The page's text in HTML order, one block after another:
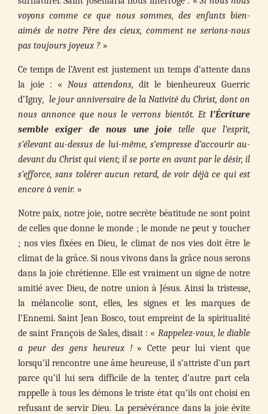
voyons comme ce que nous sommes, des enfants bien-
aimés de notre Père des cieux, comment ne serions-nous
pas toujours joyeux ? »
Ce temps de l’Avent est justement un temps d’attente dans
la joie : « Nous attendons, dit le bienheureux Guerric
d’Igny, le jour anniversaire de la Nativité du Christ, dont on
nous annonce que nous le verrons bientôt. Et l’Écriture
semble exiger de nous une joietelle que l’esprit,
s’élevant au-dessus de lui-même, s’empresse d’accourir au-
devant du Christ qui vient; il se porte en avant par le désir, il
s’efforce, sans tolérer aucun retard, de voir déjà ce qui est
encore à venir. »
Notre paix, notre joie, notre secrète béatitude ne sont point
de celles que donne le monde ; le monde ne peut y toucher
; nos vies fixées en Dieu, le climat de nos vies doit être le
climat de la grâce. Si nous vivons dans la grâce nous serons
dans la joie chrétienne. Elle est vraiment un signe de notre
amitié avec Dieu, de notre union à Jésus. Ainsi la tristesse,
la mélancolie sont, elles, les signes et les marques de
l’Ennemi. Saint Jean Bosco, tout empreint de la spiritualité
de saint François de Sales, disait : « Rappelez-vous, le diable
a peur des gens heureux ! » Cette peur lui vient que
lorsqu’il rencontre une âme heureuse, il s’attriste d’un part
parce qu’il lui sera difficile de la tenter, d’autre part cela
rappelle à tous les démons le triste état qu’ils ont choisi en
refusant de servir Dieu. La persévérance dans la joie évite